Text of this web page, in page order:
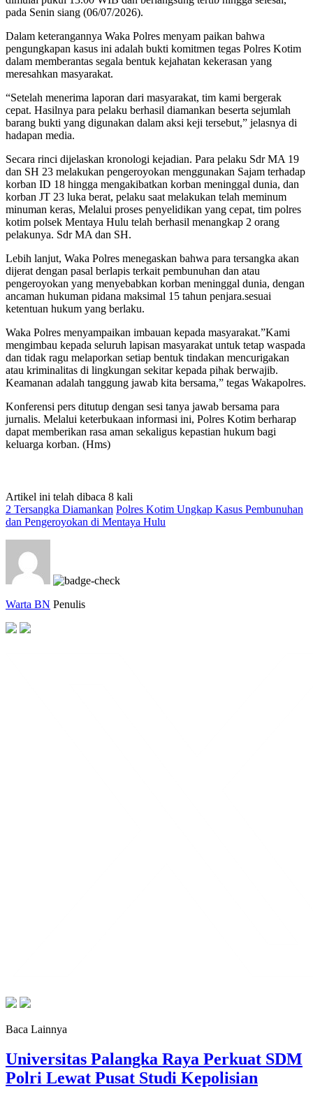
pada Senin siang (06/07/2026).
Dalam keterangannya Waka Polres menyam paikan bahwa
pengungkapan kasus ini adalah bukti komitmen tegas Polres Kotim
dalam memberantas segala bentuk kejahatan kekerasan yang
meresahkan masyarakat.
“Setelah menerima laporan dari masyarakat, tim kami bergerak
cepat. Hasilnya para pelaku berhasil diamankan beserta sejumlah
barang bukti yang digunakan dalam aksi keji tersebut,” jelasnya di
hadapan media.
Secara rinci dijelaskan kronologi kejadian. Para pelaku Sdr MA 19
dan SH 23 melakukan pengeroyokan menggunakan Sajam terhadap
korban ID 18 hingga mengakibatkan korban meninggal dunia, dan
korban JT 23 luka berat, pelaku saat melakukan telah meminum
minuman keras, Melalui proses penyelidikan yang cepat, tim polres
kotim polsek Mentaya Hulu telah berhasil menangkap 2 orang
pelakunya. Sdr MA dan SH.
Lebih lanjut, Waka Polres menegaskan bahwa para tersangka akan
dijerat dengan pasal berlapis terkait pembunuhan dan atau
pengeroyokan yang menyebabkan korban meninggal dunia, dengan
ancaman hukuman pidana maksimal 15 tahun penjara.sesuai
ketentuan hukum yang berlaku.
Waka Polres menyampaikan imbauan kepada masyarakat.”Kami
mengimbau kepada seluruh lapisan masyarakat untuk tetap waspada
dan tidak ragu melaporkan setiap bentuk tindakan mencurigakan
atau kriminalitas di lingkungan sekitar kepada pihak berwajib.
Keamanan adalah tanggung jawab kita bersama,” tegas Wakapolres.
Konferensi pers ditutup dengan sesi tanya jawab bersama para
jurnalis. Melalui keterbukaan informasi ini, Polres Kotim berharap
dapat memberikan rasa aman sekaligus kepastian hukum bagi
keluarga korban. (Hms)
Artikel ini telah dibaca 8 kali
2 Tersangka Diamankan Polres Kotim Ungkap Kasus Pembunuhan
dan Pengeroyokan di Mentaya Hulu
Warta BN Penulis
Baca Lainnya
Universitas Palangka Raya Perkuat SDM
Polri Lewat Pusat Studi Kepolisian